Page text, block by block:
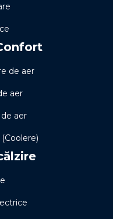
de aer
aer
aer